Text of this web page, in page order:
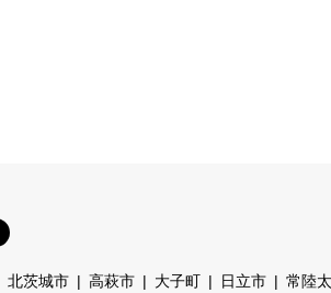
北茨城市 高萩市 大子町 日立市 常陸